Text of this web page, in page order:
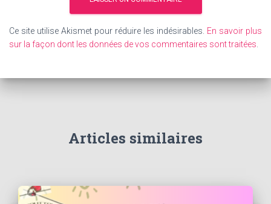
Ce site utilise Akismet pour réduire les indésirables. En savoir plus
sur la façon dont les données de vos commentaires sont traitées
Articles similaires